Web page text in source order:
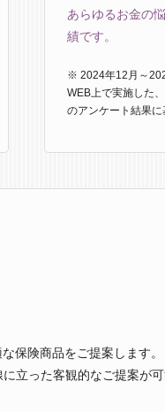
あらゆるお金の
績です。
※ 2024年12月～
WEB上で実施した
のアンケート結果に
保険商品をご提案します。
立った客観的なご提案が可